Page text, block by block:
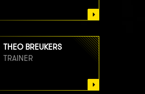
THEO BREUKERS
TRAINER